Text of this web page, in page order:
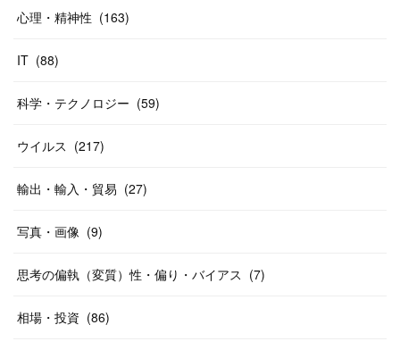
心理・精神性 (163)
IT (88)
科学・テクノロジー (59)
ウイルス (217)
輸出・輸入・貿易 (27)
写真・画像 (9)
思考の偏執（変質）性・偏り・バイアス (7)
相場・投資 (86)